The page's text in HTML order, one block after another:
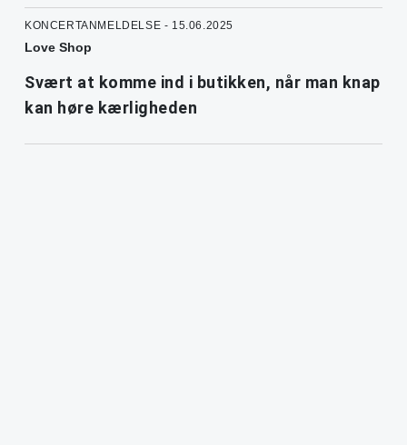
KONCERTANMELDELSE - 15.06.2025
Love Shop
Svært at komme ind i butikken, når man knap
kan høre kærligheden